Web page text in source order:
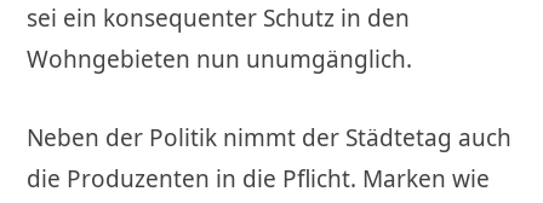
sei ein konsequenter Schutz in den
Wohngebieten nun unumgänglich.
Neben der Politik nimmt der Städtetag auch
die Produzenten in die Pflicht. Marken wie